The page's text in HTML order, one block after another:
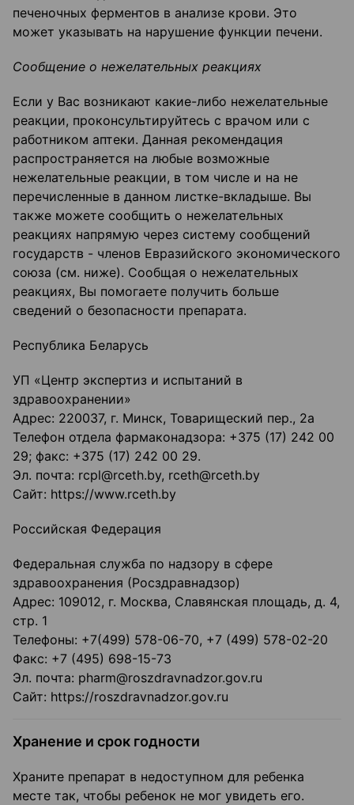
печеночных ферментов в анализе крови. Это
может указывать на нарушение функции печени.
Сообщение о нежелательных реакциях
Если у Вас возникают какие-либо нежелательные
реакции, проконсультируйтесь с врачом или с
работником аптеки. Данная рекомендация
распространяется на любые возможные
нежелательные реакции, в том числе и на не
перечисленные в данном листке-вкладыше. Вы
также можете сообщить о нежелательных
реакциях напрямую через систему сообщений
государств - членов Евразийского экономического
союза (см. ниже). Сообщая о нежелательных
реакциях, Вы помогаете получить больше
сведений о безопасности препарата.
Республика Беларусь
УП «Центр экспертиз и испытаний в
здравоохранении»
Адрес: 220037, г. Минск, Товарищеский пер., 2а
Телефон отдела фармаконадзора: +375 (17) 242 00
29; факс: +375 (17) 242 00 29.
Эл. почта: rcpl@rceth.by, rceth@rceth.by
Сайт: https://www.rceth.by
Российская Федерация
Федеральная служба по надзору в сфере
здравоохранения (Росздравнадзор)
Адрес: 109012, г. Москва, Славянская площадь, д. 4,
стр. 1
Телефоны: +7(499) 578-06-70, +7 (499) 578-02-20
Факс: +7 (495) 698-15-73
Эл. почта: pharm@roszdravnadzor.gov.ru
Сайт: https://roszdravnadzor.gov.ru
Хранение и срок годности
Храните препарат в недоступном для ребенка
месте так, чтобы ребенок не мог увидеть его.